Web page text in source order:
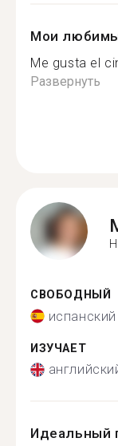
Мои
Me gusta el
Развернуть
СВОБОДНЫЙ
испанский
ИЗУЧАЕТ
Идеальный